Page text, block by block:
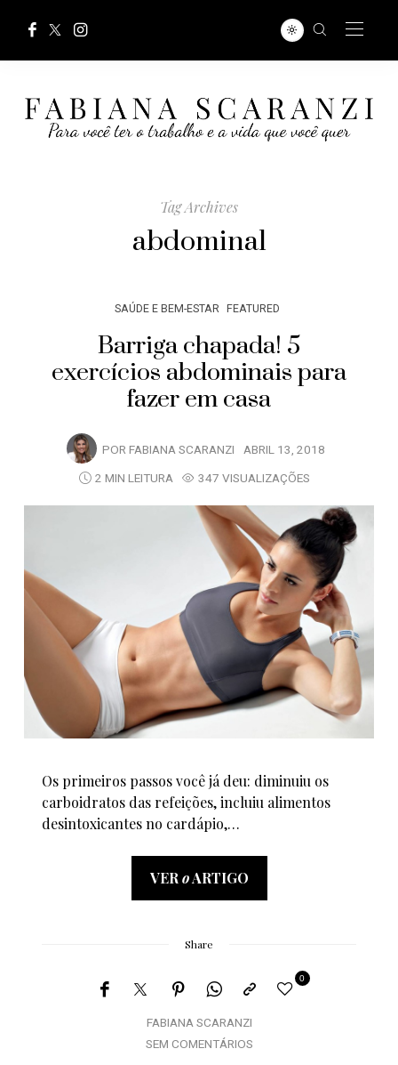
Tag Archives
abdominal
SAÚDE E BEM-ESTAR FEATURED
Barriga chapada! 5
exercícios abdominais para
fazer em casa
POR FABIANA SCARANZI ABRIL 13, 2018
2 MIN LEITURA
347 VISUALIZAÇÕES
Os primeiros passos você já deu: diminuiu os
carboidratos das refeições, incluiu alimentos
desintoxicantes no cardápio,…
VER oARTIGO
Share
FABIANA SCARANZI
0
SEM COMENTÁRIOS